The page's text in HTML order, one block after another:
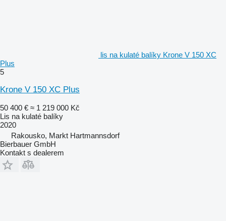
lis na kulaté balíky Krone V 150 XC
Plus
5
Krone V 150 XC Plus
50 400 € ≈ 1 219 000 Kč
Lis na kulaté balíky
2020
Rakousko, Markt Hartmannsdorf
Bierbauer GmbH
Kontakt s dealerem